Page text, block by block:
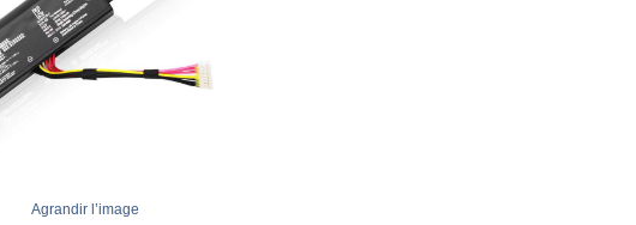
Agrandir l’image